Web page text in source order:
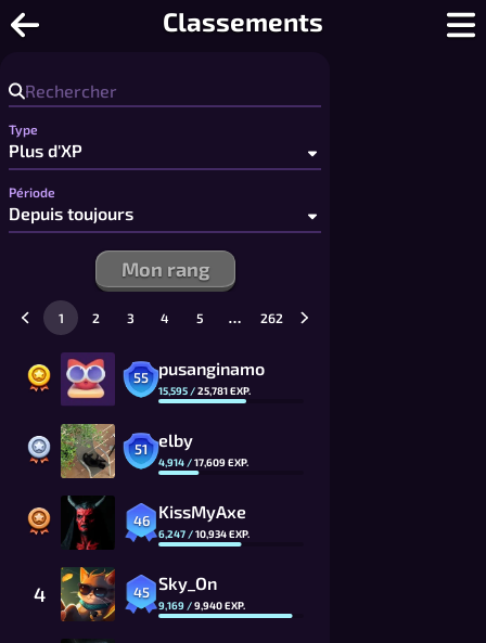
Classements
Battleblobs - Jeu naval gratuit style
Type
Période
Mon rang
55 pusanginamo
15,595 /25,781EXP.
51 elby
4,914 /17,609EXP.
46 KissMyAxe
6,247 /10,934EXP.
4 45 Sky_On
9,169 /9,940EXP.
1 2 3 4 5 … 262